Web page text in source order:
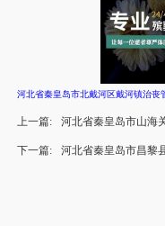
河北省秦皇岛市北戴河区戴河镇治丧
上一篇: 河北省秦皇岛市山海
下一篇: 河北省秦皇岛市昌黎